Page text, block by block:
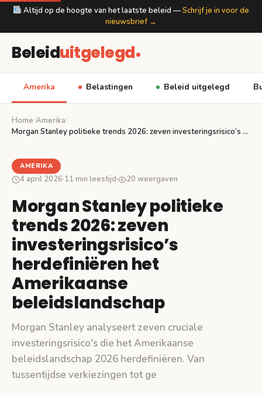
Altijd op de hoogte van het laatste beleid —Schrijf je in voor de
nieuwsbrief →
Beleiduitgelegd
Amerika Belastingen Beleid uitgelegd
Home Amerika
Morgan Stanley politieke trends 2026: zeven investeringsrisico’s herdefiniëren…
AMERIKA
4 april 2026·11 min leestijd· 20 weergaven
Morgan Stanley politieke
trends 2026: zeven
investeringsrisico’s
herdefiniëren het
Amerikaanse
beleidslandschap
Morgan Stanley analyseert zeven cruciale
investeringsrisico's die het Amerikaanse
beleidslandschap 2026 herdefiniëren. Van
tussentijdse verkiezingen tot ge